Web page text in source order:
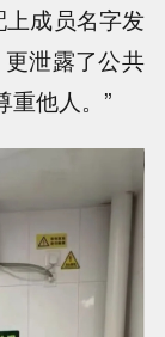
上成员名字发
泄露了公共
重他人。”